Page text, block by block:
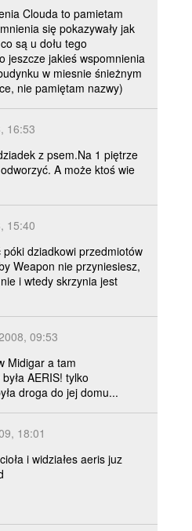
Clouda to pamietam
się pokazywały jak
są u dołu tego
jeszcze jakieś wspomnienia
w miesnie śnieżnym
nie pamiętam nazwy)
16:53
z psem.Na 1 piętrze
A może ktoś wie
15:40
dziadkowi przedmiotów
Weapon nie przyniesiesz,
i wtedy skrzynia jest
09:53
Midigar a tam
AERIS! tylko
droga do jej domu...
18:01
i widziałes aeris juz